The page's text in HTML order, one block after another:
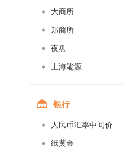
大商所
郑商所
夜盘
上海能源
银行
人民币汇率中间价
纸黄金